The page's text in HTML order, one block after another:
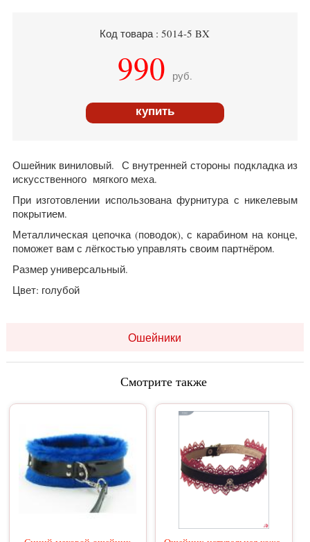
Код товара : 5014-5 BX
990 руб.
купить
Ошейник виниловый. С внутренней стороны подкладка из
искусственного мягкого меха.
При изготовлении использована фурнитура с никелевым
покрытием.
Металлическая цепочка (поводок), с карабином на конце,
поможет вам с лёгкостью управлять своим партнёром.
Размер универсальный.
Цвет: голубой
Ошейники
Смотрите также